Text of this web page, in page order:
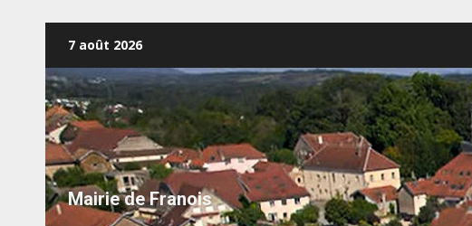
content
7 août 2026
Mairie de Franois